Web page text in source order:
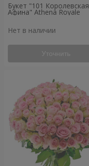
Букет "101 Королевская
Афина" Athena Royale
Нет в наличии
Уточнить